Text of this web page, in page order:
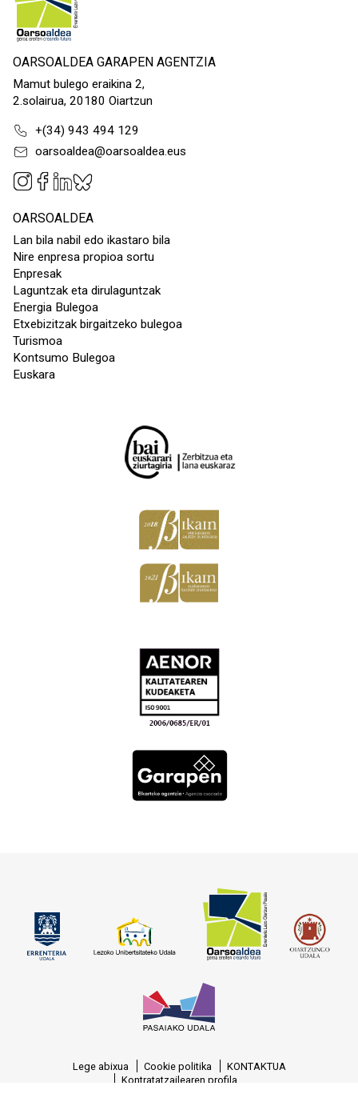
OARSOALDEA GARAPEN AGENTZIA
Mamut bulego eraikina 2,
2.solairua, 20180 Oiartzun
+(34) 943 494 129
oarsoaldea@oarsoaldea.eus
OARSOALDEA
Lan bila nabil edo ikastaro bila
Nire enpresa propioa sortu
Enpresak
Laguntzak eta dirulaguntzak
Energia Bulegoa
Etxebizitzak birgaitzeko bulegoa
Turismoa
Kontsumo Bulegoa
Euskara
Lege abixua Cookie politika
KONTAKTUA
Kontratatzailearen profila